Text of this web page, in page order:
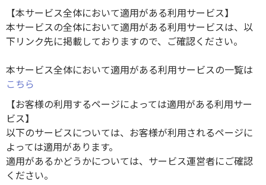
【本サービス全体において適用がある利用サービス】
本サービスの全体において適用がある利用サービスは、以
下リンク先に掲載しておりますので、ご確認ください。
本サービス全体において適用がある利用サービスの一覧は
こちら
【お客様の利用するページによっては適用がある利用サー
ビス】
以下のサービスについては、お客様が利用されるページに
よっては適用があります。
適用があるかどうかについては、サービス運営者にご確認
ください。